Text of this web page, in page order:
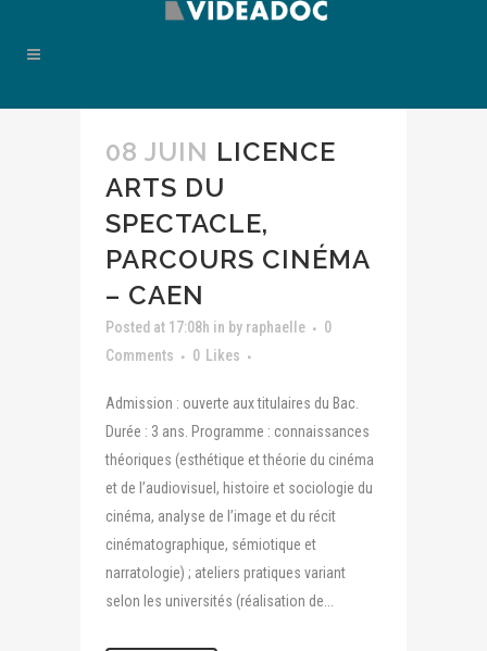
08 JUIN LICENCE
ARTS DU
SPECTACLE,
PARCOURS CINÉMA
– CAEN
Posted at 17:08h in by raphaelle
0
Comments
0 Likes
Admission : ouverte aux titulaires du Bac.
Durée : 3 ans. Programme : connaissances
théoriques (esthétique et théorie du cinéma
et de l’audiovisuel, histoire et sociologie du
cinéma, analyse de l’image et du récit
cinématographique, sémiotique et
narratologie) ; ateliers pratiques variant
selon les universités (réalisation de...